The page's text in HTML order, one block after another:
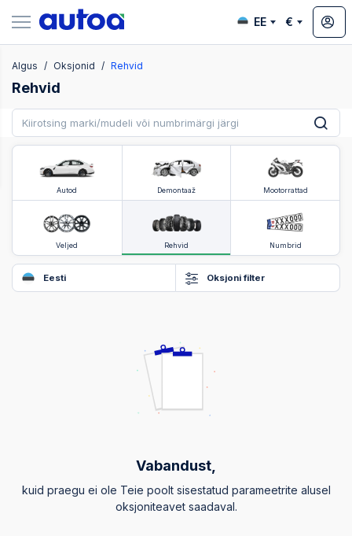
EE €
Algus Oksjonid Rehvid
Rehvid
Autod Demontaaž Mootorrattad
Veljed Rehvid Numbrid
Eesti Oksjoni filter
Vabandust,
kuid praegu ei ole Teie poolt sisestatud parameetrite alusel
oksjoniteavet saadaval.